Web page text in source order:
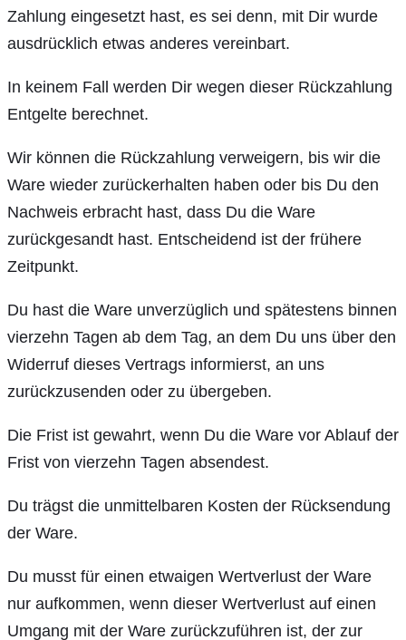
Zahlung eingesetzt hast, es sei denn, mit Dir wurde
ausdrücklich etwas anderes vereinbart.
In keinem Fall werden Dir wegen dieser Rückzahlung
Entgelte berechnet.
Wir können die Rückzahlung verweigern, bis wir die
Ware wieder zurückerhalten haben oder bis Du den
Nachweis erbracht hast, dass Du die Ware
zurückgesandt hast. Entscheidend ist der frühere
Zeitpunkt.
Du hast die Ware unverzüglich und spätestens binnen
vierzehn Tagen ab dem Tag, an dem Du uns über den
Widerruf dieses Vertrags informierst, an uns
zurückzusenden oder zu übergeben.
Die Frist ist gewahrt, wenn Du die Ware vor Ablauf der
Frist von vierzehn Tagen absendest.
Du trägst die unmittelbaren Kosten der Rücksendung
der Ware.
Du musst für einen etwaigen Wertverlust der Ware
nur aufkommen, wenn dieser Wertverlust auf einen
Umgang mit der Ware zurückzuführen ist, der zur